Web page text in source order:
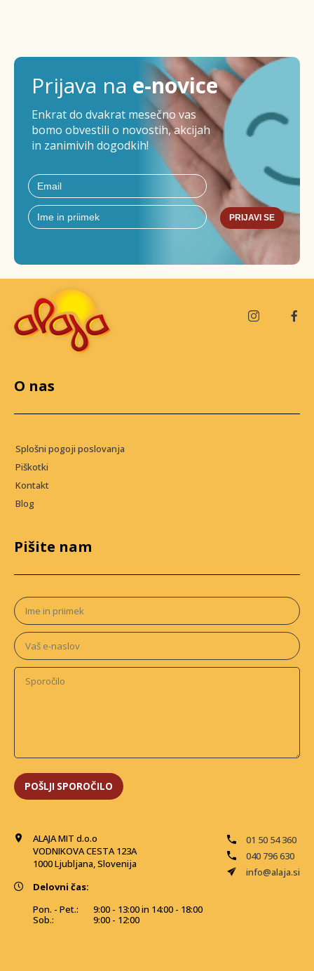
Prijava na e-novice
Enkrat do dvakrat mesečno vas
bomo obvestili o novostih, akcijah
in zanimivih dogodkih!
PRIJAVI SE
ALAJA MIT d.o.o
VODNIKOVA CESTA 123A
1000 Ljubljana, Slovenija
01 50 54 360
040 796 630
info@alaja.si
Delovni čas:
Pon. - Pet.:
Sob.:
9:00 - 13:00 in 14:00 - 18:00
9:00 - 12:00
O nas
Splošni pogoji poslovanja
Piškotki
Kontakt
Blog
Pišite nam